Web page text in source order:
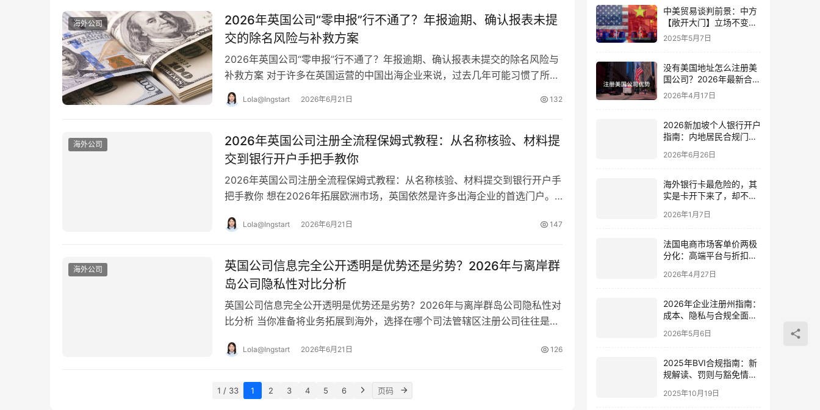
海外公司
2026年英国公司“零申报”行不通了？年报逾期、确认报表未提
交的除名风险与补救方案
2026年英国公司“零申报”行不通了？年报逾期、确认报表未提交的除名风险与
补救方案 对于许多在英国运营的中国出海企业来说，过去几年可能习惯了所谓
的“休眠公司”或“零申报”操作。 然…
Lola@Ingstart 2026年6月21日 132
海外公司
2026年英国公司注册全流程保姆式教程：从名称核验、材料提
交到银行开户手把手教你
2026年英国公司注册全流程保姆式教程：从名称核验、材料提交到银行开户手
把手教你 想在2026年拓展欧洲市场，英国依然是许多出海企业的首选门户。
Lola@Ingstart 2026年6月21日 147
海外公司
英国公司信息完全公开透明是优势还是劣势？2026年与离岸群
岛公司隐私性对比分析
英国公司信息完全公开透明是优势还是劣势？2026年与离岸群岛公司隐私性对
比分析 当你准备将业务拓展到海外，选择在哪个司法管辖区注册公司往往是第
Lola@Ingstart 2026年6月21日 126
1 / 33 1 2 3 4 5 6
中美贸易谈判前景：中方
【敞开大门】立场不变，
美方需以行动破局僵局
2025年5月7日
没有美国地址怎么注册美
国公司？2026年最新合规
指南
2026年4月17日
2026新加坡个人银行开户
指南：内地居民合规门槛
2026年6月26日
海外银行卡最危险的，其
实是卡开下来了，却不知
2026年1月7日
法国电商市场客单价两极
分化：高端平台与折扣平
何布局？
2026年4月27日
2026年企业注册州指南：
成本、隐私与合规全面对
2026年5月6日
2025年BVI合规指南：新
规解读、罚则与豁免情形
2025年10月19日